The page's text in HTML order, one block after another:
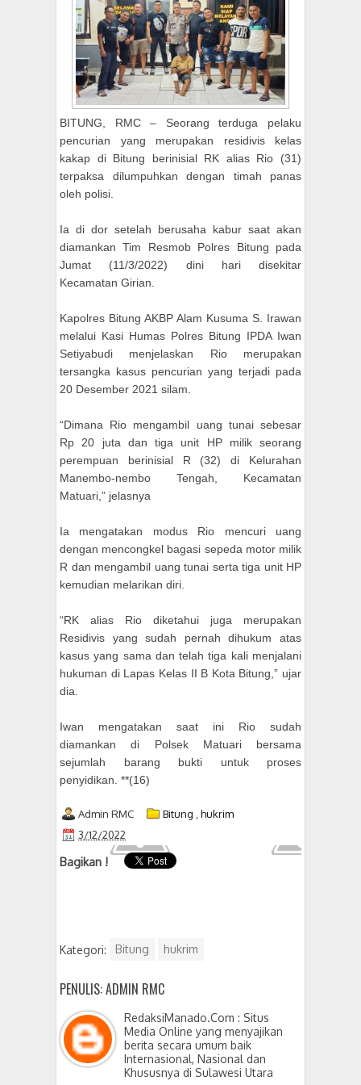
BITUNG, RMC – Seorang terduga pelaku
pencurian yang merupakan residivis kelas
kakap di Bitung berinisial RK alias Rio (31)
terpaksa dilumpuhkan dengan timah panas
oleh polisi.
Ia di dor setelah berusaha kabur saat akan
diamankan Tim Resmob Polres Bitung pada
Jumat (11/3/2022) dini hari disekitar
Kecamatan Girian.
Kapolres Bitung AKBP Alam Kusuma S. Irawan
melalui Kasi Humas Polres Bitung IPDA Iwan
Setiyabudi menjelaskan Rio merupakan
tersangka kasus pencurian yang terjadi pada
20 Desember 2021 silam.
“Dimana Rio mengambil uang tunai sebesar
Rp 20 juta dan tiga unit HP milik seorang
perempuan berinisial R (32) di Kelurahan
Manembo-nembo Tengah, Kecamatan
Matuari,” jelasnya
Ia mengatakan modus Rio mencuri uang
dengan mencongkel bagasi sepeda motor milik
R dan mengambil uang tunai serta tiga unit HP
kemudian melarikan diri.
“RK alias Rio diketahui juga merupakan
Residivis yang sudah pernah dihukum atas
kasus yang sama dan telah tiga kali menjalani
hukuman di Lapas Kelas II B Kota Bitung,” ujar
dia.
Iwan mengatakan saat ini Rio sudah
diamankan di Polsek Matuari bersama
sejumlah barang bukti untuk proses
penyidikan. **(16)
Admin RMC Bitung
hukrim
3/12/2022
Bagikan !
Kategori: Bitung hukrim
PENULIS: ADMIN RMC
RedaksiManado.Com : Situs
Media Online yang menyajikan
berita secara umum baik
Internasional, Nasional dan
Khususnya di Sulawesi Utara